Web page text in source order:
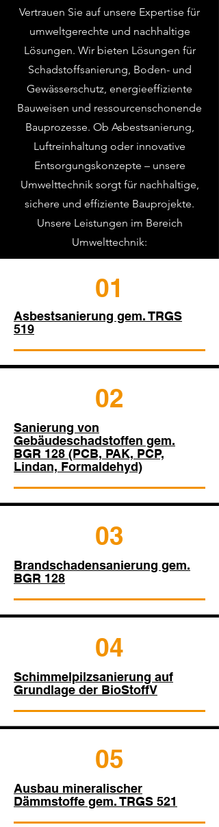
Vertrauen Sie auf unsere Expertise für
umweltgerechte und nachhaltige
Lösungen. Wir bieten Lösungen für
Schadstoffsanierung, Boden- und
Gewässerschutz, energieeffiziente
Bauweisen und ressourcenschonende
Bauprozesse. Ob Asbestsanierung,
Luftreinhaltung oder innovative
Entsorgungskonzepte – unsere
Umwelttechnik sorgt für nachhaltige,
sichere und effiziente Bauprojekte.
Unsere Leistungen im Bereich
Umwelttechnik:
01
Asbestsanierung gem. TRGS
519
02
Sanierung von
Gebäudeschadstoffen gem.
BGR 128 (PCB, PAK, PCP,
Lindan, Formaldehyd)
03
Brandschadensanierung gem.
BGR 128
04
Schimmelpilzsanierung auf
Grundlage der BioStoffV
05
Ausbau mineralischer
Dämmstoffe gem. TRGS 521